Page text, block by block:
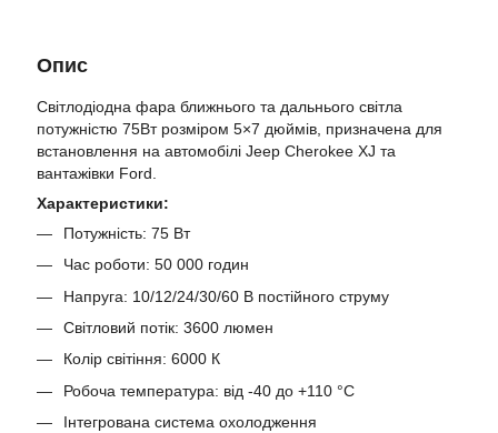
Опис
Світлодіодна фара ближнього та дальнього світла
потужністю 75Вт розміром 5×7 дюймів, призначена для
встановлення на автомобілі Jeep Cherokee XJ та
вантажівки Ford.
Характеристики:
Потужність: 75 Вт
Час роботи: 50 000 годин
Напруга: 10/12/24/30/60 В постійного струму
Світловий потік: 3600 люмен
Колір світіння: 6000 К
Робоча температура: від -40 до +110 °C
Інтегрована система охолодження